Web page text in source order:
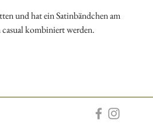
und hat ein Satinbändchen am
kombiniert werden.